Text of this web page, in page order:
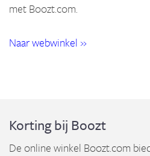
met Boozt.com.
Naar webwinkel »
Korting bij Boozt
De online winkel Boozt.com